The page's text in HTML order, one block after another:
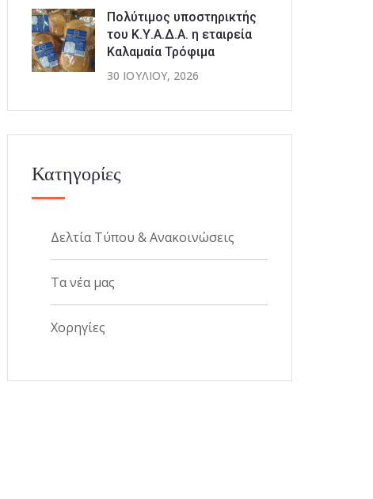
Πολύτιμος υποστηρικτής
του Κ.Υ.Α.Δ.Α. η εταιρεία
Καλαμαία Τρόφιμα
30 ΙΟΥΛΊΟΥ, 2026
Κατηγορίες
Δελτία Τύπου & Ανακοινώσεις
Τα νέα μας
Χορηγίες